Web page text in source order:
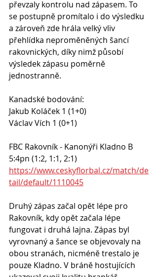
převzaly kontrolu nad zápasem. To
se postupně promítalo i do výsledku
a zároveň zde hrála velký vliv
přehlídka neproměněných šancí
rakovnických, díky nimž působí
výsledek zápasu poměrně
jednostranně.
Kanadské bodování:
Jakub Koláček 1 (1+0)
Václav Vích 1 (0+1)
FBC Rakovník - Kanonýři Kladno B
5:4pn (1:2, 1:1, 2:1)
https://www.ceskyflorbal.cz/match/de
tail/default/1110045
Druhý zápas začal opět lépe pro
Rakovník, kdy opět začala lépe
fungovat i druhá lajna. Zápas byl
vyrovnaný a šance se objevovaly na
obou stranách, nicméně trestalo je
pouze Kladno. V bráně hostujících